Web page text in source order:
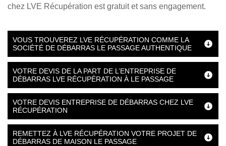
chez LVE Récupération est gratuit et sans engagement.
VOUS TROUVEREZ LVE RÉCUPÉRATION COMME LA
SOCIÉTÉ DE DÉBARRAS LE PASSAGE AUTHENTIQUE
VOTRE DEVIS DE LA PART DE L’ENTREPRISE DE
DÉBARRAS LVE RÉCUPÉRATION À LE PASSAGE
VOTRE DEVIS ENTREPRISE DE DÉBARRAS CHEZ LVE
RÉCUPÉRATION
REMETTEZ À LVE RÉCUPÉRATION VOTRE PROJET DE
DÉBARRAS DE MAISON LE PASSAGE